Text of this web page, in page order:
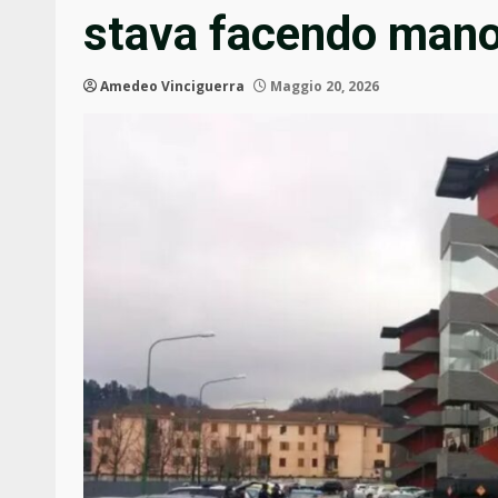
stava facendo
Amedeo Vinciguerra Maggio 20, 2026